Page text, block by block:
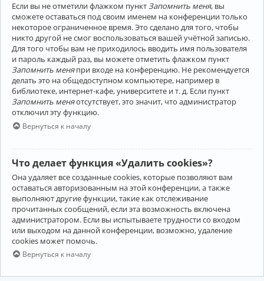
Если вы не отметили флажком пунктЗапомнить меня, вы
сможете оставаться под своим именем на конференции только
некоторое ограниченное время. Это сделано для того, чтобы
никто другой не смог воспользоваться вашей учётной записью.
Для того чтобы вам не приходилось вводить имя пользователя
и пароль каждый раз, вы можете отметить флажком пункт
Запомнить меняпри входе на конференцию. Не рекомендуется
делать это на общедоступном компьютере, например в
библиотеке, интернет-кафе, университете и т. д. Если пункт
Запомнить меняотсутствует, это значит, что администратор
отключил эту функцию.
Вернуться к началу
Что делает функция «Удалить cookies»?
Она удаляет все созданные cookies, которые позволяют вам
оставаться авторизованным на этой конференции, а также
выполняют другие функции, такие как отслеживание
прочитанных сообщений, если эта возможность включена
администратором. Если вы испытываете трудности со входом
или выходом на данной конференции, возможно, удаление
cookies может помочь.
Вернуться к началу